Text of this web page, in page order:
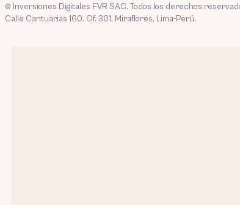
© Inversiones Digitales FVR SAC. Todos los derechos
Calle Cantuarias 160. Of. 301. Miraflores, Lima-Perú.